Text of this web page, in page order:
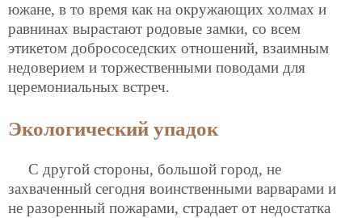
южане, в то время как на окружающих холмах и
равнинах вырастают родовые замки, со всем
этикетом добрососедских отношений, взаимным
недоверием и торжественными поводами для
церемониальных встреч.
Экологический упадок
С другой стороны, большой город, не
захваченный сегодня воинственными варварами и
не разоренный пожарами, страдает от недостатка